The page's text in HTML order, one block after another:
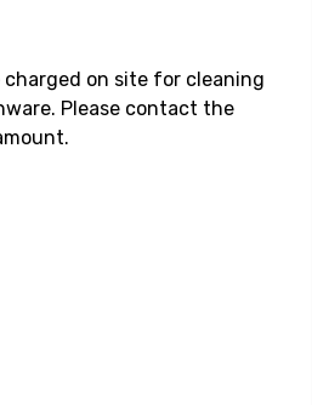
on site for cleaning
Please contact the